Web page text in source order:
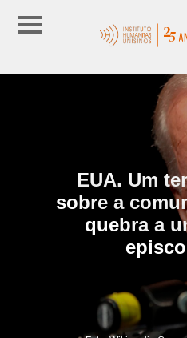
EUA. Um
sobre a
quebra a